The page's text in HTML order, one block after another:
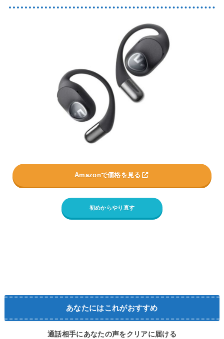
Amazonで価格を見る
初めからやり直す
あなたにはこれがおすすめ
通話相手にあなたの声をクリアに届ける